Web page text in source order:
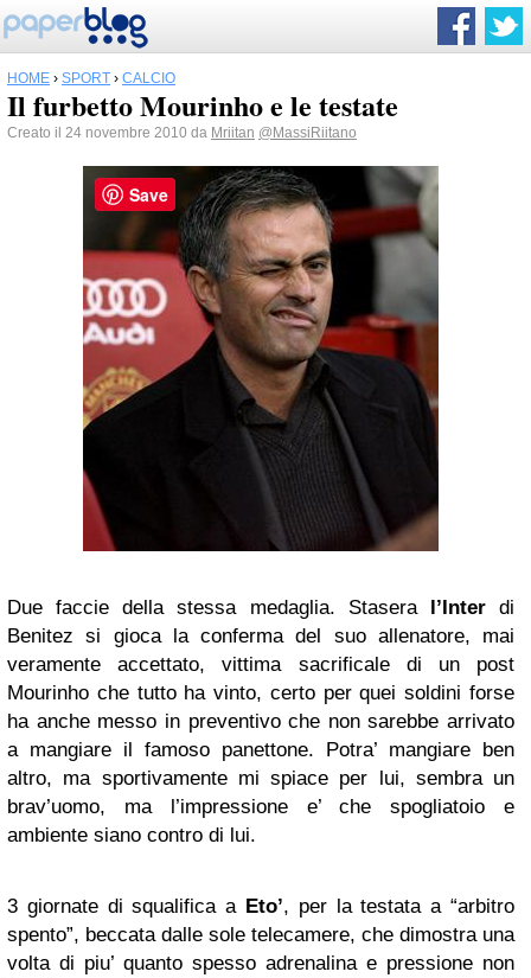
HOME › SPORT › CALCIO
Il furbetto Mourinho e le testate
Creato il 24 novembre 2010 da Mriitan @MassiRiitano
Due faccie della stessa medaglia. Stasera l’Interdi
Benitez si gioca la conferma del suo allenatore, mai
veramente accettato, vittima sacrificale di un post
Mourinho che tutto ha vinto, certo per quei soldini forse
ha anche messo in preventivo che non sarebbe arrivato
a mangiare il famoso panettone. Potra’ mangiare ben
altro, ma sportivamente mi spiace per lui, sembra un
brav’uomo, ma l’impressione e’ che spogliatoio e
ambiente siano contro di lui.
3 giornate di squalifica a Eto’, per la testata a “arbitro
spento”, beccata dalle sole telecamere, che dimostra una
volta di piu’ quanto spesso adrenalina e pressione non
Save